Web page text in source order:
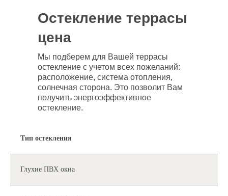
Остекление террасы
цена
Мы подберем для Вашей террасы
остекление с учетом всех пожеланий:
расположение, система отопления,
солнечная сторона. Это позволит Вам
получить энергоэффективное
остекление.
Тип остекления
Глухие ПВХ окна
обработку персональных данных и соглашаюсь
с условиями политики конфиденциальности
Я согласен на получение информации от vo-
zavod.ru в виде sms, email рассылки